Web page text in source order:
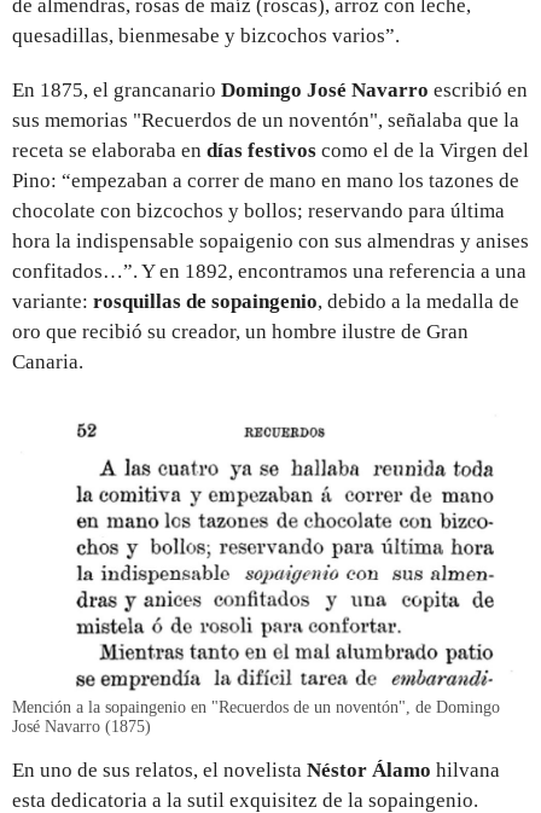
de almendras, rosas de maíz (roscas), arroz con leche,
quesadillas, bienmesabe y bizcochos varios”.
En 1875, el grancanario Domingo José Navarro escribió en
sus memorias "Recuerdos de un noventón", señalaba que la
receta se elaboraba en días festivos como el de la Virgen del
Pino: “empezaban a correr de mano en mano los tazones de
chocolate con bizcochos y bollos; reservando para última
hora la indispensable sopaigenio con sus almendras y anises
confitados…”. Y en 1892, encontramos una referencia a una
variante: rosquillas de sopaingenio, debido a la medalla de
oro que recibió su creador, un hombre ilustre de Gran
Canaria.
Mención a la sopaingenio en "Recuerdos de un noventón", de Domingo
José Navarro (1875)
En uno de sus relatos, el novelista Néstor Álamo hilvana
esta dedicatoria a la sutil exquisitez de la sopaingenio.